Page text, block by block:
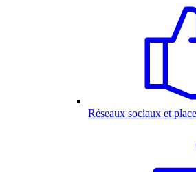
Réseaux sociaux et